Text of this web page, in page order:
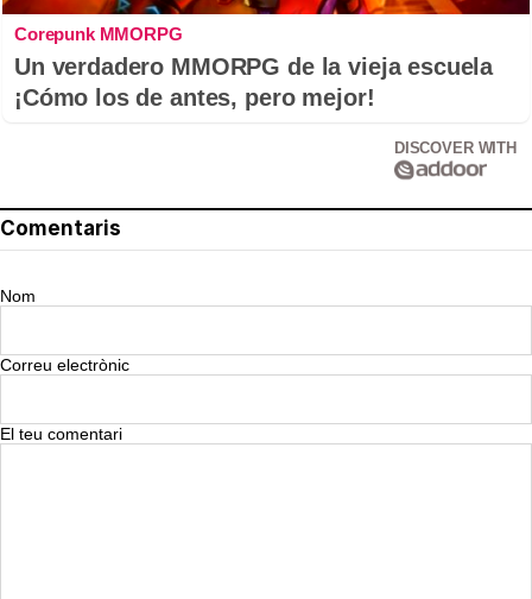
Corepunk MMORPG
Un verdadero MMORPG de la vieja escuela
¡Cómo los de antes, pero mejor!
DISCOVER WITH
Comentaris
Nom
Correu electrònic
El teu comentari